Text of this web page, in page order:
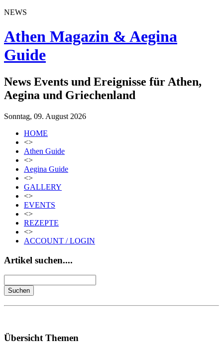
NEWS
Athen Magazin & Aegina
Guide
News Events und Ereignisse für Athen,
Aegina und Griechenland
Sonntag, 09. August 2026
HOME
<>
Athen Guide
<>
Aegina Guide
<>
GALLERY
<>
EVENTS
<>
REZEPTE
<>
ACCOUNT / LOGIN
Artikel suchen....
Übersicht Themen